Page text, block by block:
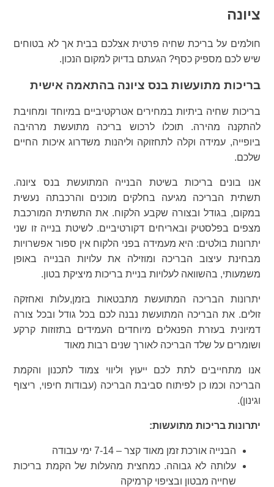
ציונה
חולמים על בריכת שחיה פרטית אצלכם בבית אך לא בטוחים
שיש לכם מספיק כסף? הגעתם בדיוק למקום הנכון.
בריכות מתועשות בנס ציונה בהתאמה אישית
בריכות שחיה ביתיות במחירים אטרקטיביים במיוחד ומחויבת
להתקנה מהירה. תוכלו לרכוש בריכה מתועשת מרהיבה
ביופייה, עמידה וקלה לתחזוקה וליהנות משדרוג איכות החיים
שלכם.
אנו בונים בריכות בשיטת הבנייה המתועשת בנס ציונה.
תשתית הבריכה מגיעה בחלקים מוכנים והרכבתה נעשית
במקום, בגודל ובצורה שקבע הלקוח. את התשתית המורכבת
מצפים בפלסטיק ובאריחים דקורטיביים. לשיטת בנייה זו שני
יתרונות בולטים: היא מעמידה בפני הלקוח אין ספור אפשרויות
מבחינת עיצוב הבריכה ומוזילה את עלויות הבנייה באופן
משמעותי, בהשוואה לעלויות בניית בריכות מיציקת בטון.
יתרונות הבריכה המתועשת מתבטאות בזמן,עלות ואחזקה
זולים. את הבריכה המתועשת נבנה לכם בכל גודל ובכל צורה
דמיונית בעזרת הפנאלים מיוחדים העמידים בתזוזות קרקע
ושומרים על שלד הבריכה לאורך שנים רבות מאוד
אנו מתחייבים לתת לכם ייעוץ וליווי צמוד לתכנון והקמת
הבריכה וכמו כן לפיתוח סביבת הבריכה (עבודות חיפוי, ריצוף
וגינון).
יתרונות בריכות מתועשות:
הבנייה אורכת זמן מאוד קצר – 7-14 ימי עבודה
עלותה לא גבוהה. כמחצית מהעלות של הקמת בריכות
שחייה מבטון ובציפוי קרמיקה